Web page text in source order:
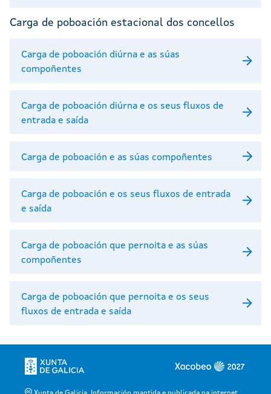
Carga de poboación estacional dos concellos
Carga de poboación diúrna e as súas
compoñentes
Carga de poboación diúrna e os seus fluxos de
entrada e saída
Carga de poboación e as súas compoñentes
Carga de poboación e os seus fluxos de entrada
e saída
Carga de poboación que pernoita e as súas
compoñentes
Carga de poboación que pernoita e os seus
fluxos de entrada e saída